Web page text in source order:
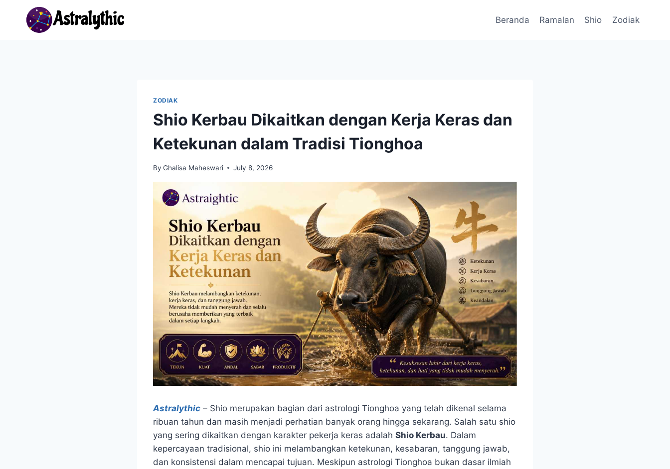
Beranda Ramalan Shio Zodiak
ZODIAK
Shio Kerbau Dikaitkan dengan Kerja Keras dan
Ketekunan dalam Tradisi Tionghoa
By Ghalisa Maheswari July 8, 2026
Astralythic – Shio merupakan bagian dari astrologi Tionghoa yang telah dikenal selama
ribuan tahun dan masih menjadi perhatian banyak orang hingga sekarang. Salah satu shio
yang sering dikaitkan dengan karakter pekerja keras adalah Shio Kerbau. Dalam
kepercayaan tradisional, shio ini melambangkan ketekunan, kesabaran, tanggung jawab,
dan konsistensi dalam mencapai tujuan. Meskipun astrologi Tionghoa bukan dasar ilmiah